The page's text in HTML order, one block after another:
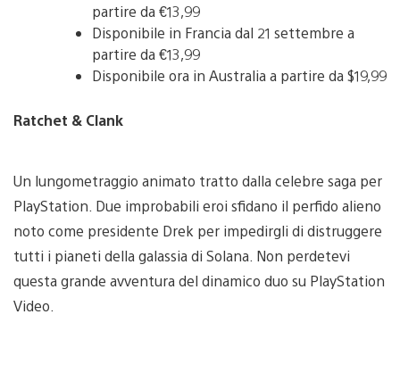
partire da €13,99
Disponibile in Francia dal 21 settembre a
partire da €13,99
Disponibile ora in Australia a partire da $19,99
Ratchet & Clank
Un lungometraggio animato tratto dalla celebre saga per
PlayStation. Due improbabili eroi sfidano il perfido alieno
noto come presidente Drek per impedirgli di distruggere
tutti i pianeti della galassia di Solana. Non perdetevi
questa grande avventura del dinamico duo su PlayStation
Video.